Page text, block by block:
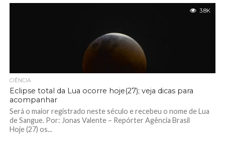
3.8K
CIÊNCIA
Eclipse total da Lua ocorre hoje(27); veja dicas para
acompanhar
Será o maior registrado neste século e recebeu o nome de Lua
de Sangue. Por: Jonas Valente – Repórter Agência Brasil
Hoje (27) os...